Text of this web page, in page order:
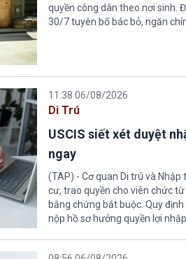
quyền công dân theo nơi sinh.
30/7 tuyên bố bác bỏ, ngăn
11:38 06/08/2026
Di Trú
USCIS siết xét duyệt
ngay
(TAP) - Cơ quan Di trú và
cư, trao quyền cho viên chức
bằng chứng bắt buộc. Quy
nộp hồ sơ hưởng quyền lợi